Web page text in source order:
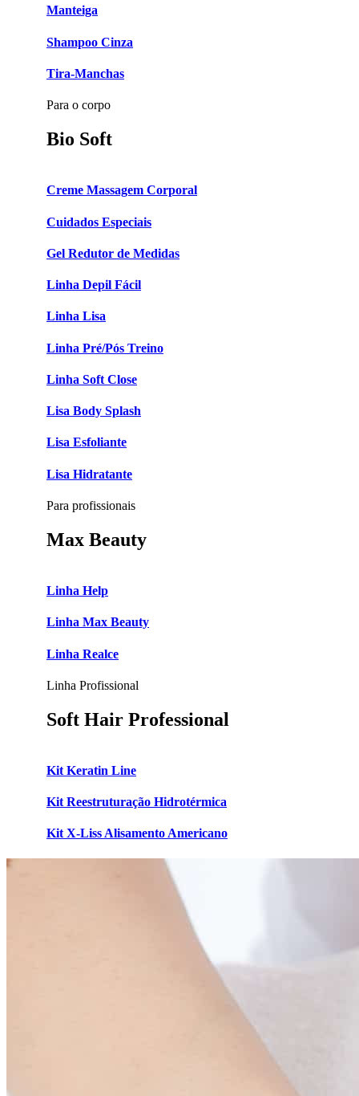
Manteiga
Shampoo Cinza
Tira-Manchas
Para o corpo
Bio Soft
Creme Massagem Corporal
Cuidados Especiais
Gel Redutor de Medidas
Linha Depil Fácil
Linha Lisa
Linha Pré/Pós Treino
Linha Soft Close
Lisa Body Splash
Lisa Esfoliante
Lisa Hidratante
Para profissionais
Max Beauty
Linha Help
Linha Max Beauty
Linha Realce
Linha Profissional
Soft Hair Professional
Kit Keratin Line
Kit Reestruturação Hidrotérmica
Kit X-Liss Alisamento Americano